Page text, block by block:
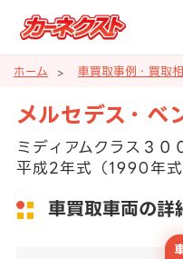
ホーム 車買取事例・買取
メルセデス・
ミディアムクラス３
平成2年式（1990年
車買取車両の詳